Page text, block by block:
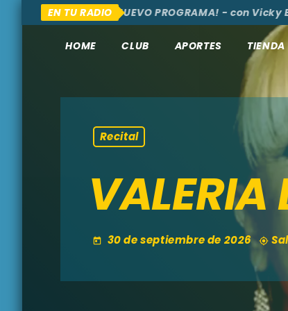
EN TU RADIO
Y ALLÁ ¡NUEVO PROGRAMA! - con Vicky
HOME CLUB APORTES TIENDA
Recital
VALERIA
today 30 de septiembre de 2026 my_location